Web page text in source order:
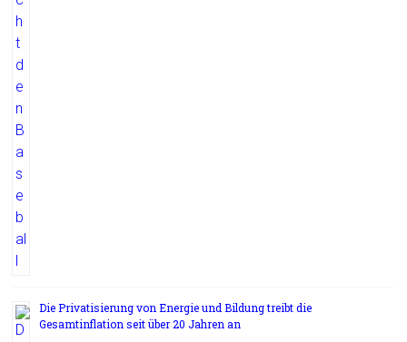
Die Privatisierung von Energie und Bildung treibt die
Gesamtinflation seit über 20 Jahren an